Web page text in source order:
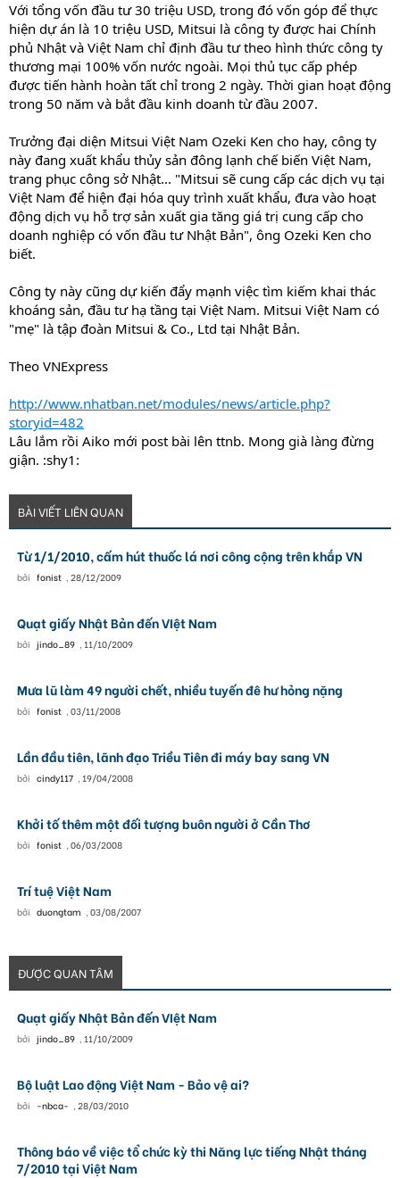
Với tổng vốn đầu tư 30 triệu USD, trong đó vốn góp để thực
hiện dự án là 10 triệu USD, Mitsui là công ty được hai Chính
phủ Nhật và Việt Nam chỉ định đầu tư theo hình thức công ty
thương mại 100% vốn nước ngoài. Mọi thủ tục cấp phép
được tiến hành hoàn tất chỉ trong 2 ngày. Thời gian hoạt động
trong 50 năm và bắt đầu kinh doanh từ đầu 2007.
Trưởng đại diện Mitsui Việt Nam Ozeki Ken cho hay, công ty
này đang xuất khẩu thủy sản đông lạnh chế biến Việt Nam,
trang phục công sở Nhật... "Mitsui sẽ cung cấp các dịch vụ tại
Việt Nam để hiện đại hóa quy trình xuất khẩu, đưa vào hoạt
động dịch vụ hỗ trợ sản xuất gia tăng giá trị cung cấp cho
doanh nghiệp có vốn đầu tư Nhật Bản", ông Ozeki Ken cho
biết.
Công ty này cũng dự kiến đẩy mạnh việc tìm kiếm khai thác
khoáng sản, đầu tư hạ tầng tại Việt Nam. Mitsui Việt Nam có
"mẹ" là tập đoàn Mitsui & Co., Ltd tại Nhật Bản.
Theo VNExpress
http://www.nhatban.net/modules/news/article.php?
storyid=482
Lâu lắm rồi Aiko mới post bài lên ttnb. Mong già làng đừng
giận. :shy1:
BÀI VIẾT LIÊN QUAN
Từ 1/1/2010, cấm hút thuốc lá nơi công cộng trên khắp VN
bởi fonist , 28/12/2009
Quạt giấy Nhật Bản đến VIệt Nam
bởi jindo_89 , 11/10/2009
Mưa lũ làm 49 người chết, nhiều tuyến đê hư hỏng nặng
bởi fonist , 03/11/2008
Lần đầu tiên, lãnh đạo Triều Tiên đi máy bay sang VN
bởi cindy117 , 19/04/2008
Khởi tố thêm một đối tượng buôn người ở Cần Thơ
bởi fonist , 06/03/2008
Trí tuệ Việt Nam
bởi duongtam , 03/08/2007
ĐƯỢC QUAN TÂM
Quạt giấy Nhật Bản đến VIệt Nam
bởi jindo_89 , 11/10/2009
Bộ luật Lao động Việt Nam - Bảo vệ ai?
bởi -nbca- , 28/03/2010
Thông báo về việc tổ chức kỳ thi Năng lực tiếng Nhật tháng
7/2010 tại Việt Nam